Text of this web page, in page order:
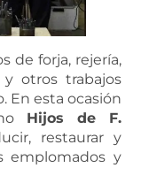
de forja, rejería,
y otros trabajos
En esta ocasión
Hijos de F.
restaurar y
emplomados y